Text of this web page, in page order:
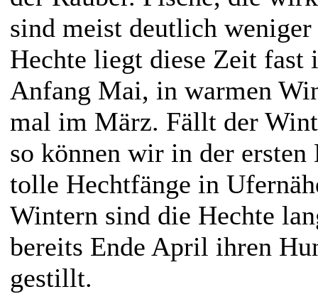
sind meist deutlich
Hechte liegt diese Zeit
Anfang Mai, in warmen
mal im März. Fällt der
so können wir in der
tolle Hechtfänge in
Wintern sind die Hechte
bereits Ende April ihren
gestillt.